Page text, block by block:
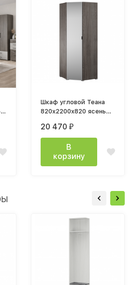
Шкаф угловой Теана
820x2200x820 ясень
зеркало
20 470 ₽
В
корзину